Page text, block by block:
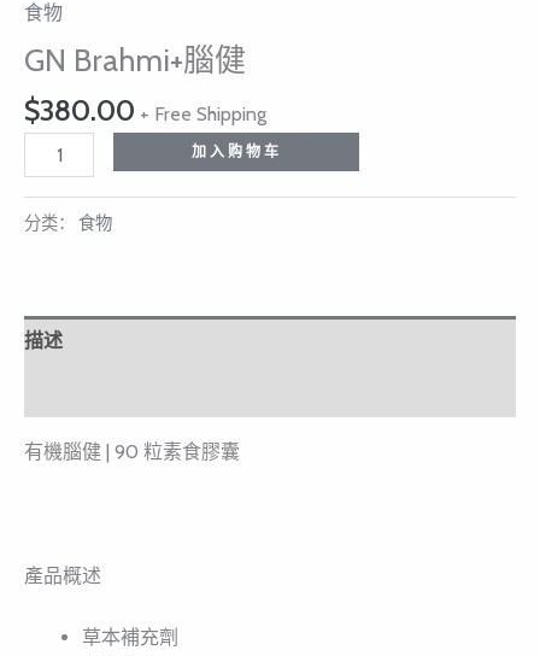
食物
GN Brahmi+腦健
$380.00 + Free Shipping
加入购物车
分类： 食物
描述
有機腦健 | 90 粒素食膠囊
產品概述
草本補充劑